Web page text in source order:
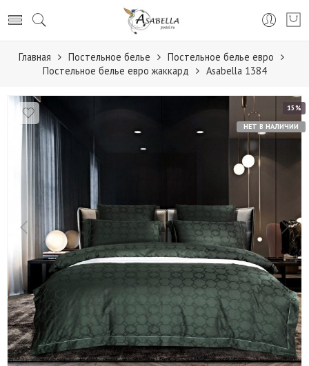
Главная Постельное белье
Постельное белье евро
Постельное белье евро жаккард
Аsabella 1384
15%
НЕТ В НАЛИЧИИ